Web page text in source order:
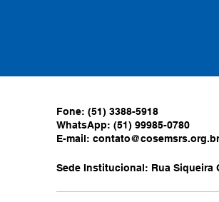
Fone: (51) 3388-5918
WhatsApp: (51) 99985-0780
E-mail: contato@cosemsrs.org.br
Sede Institucional: Rua Siqueira